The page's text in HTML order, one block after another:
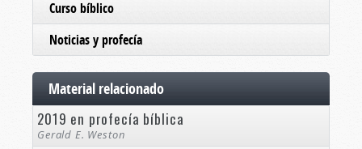
Curso bíblico
Noticias y profecía
Material relacionado
2019 en profecía bíblica
Gerald E. Weston